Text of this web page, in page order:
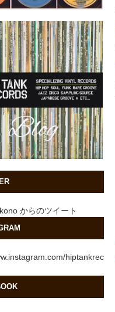
からのツイート
hiptankrec